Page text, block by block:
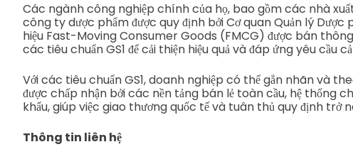
Các ngành công nghiệp chính của họ, bao gồm các nhà
công ty dược phẩm được quy định bởi Cơ quan Quản lý
hiệu Fast-Moving Consumer Goods (FMCG) được bán
các tiêu chuẩn GS1 để cải thiện hiệu quả và đáp ứng yêu cầu
Với các tiêu chuẩn GS1, doanh nghiệp có thể gắn nhãn và
được chấp nhận bởi các nền tảng bán lẻ toàn cầu, hệ thống
khẩu, giúp việc giao thương quốc tế và tuân thủ quy định trở
Thông tin liên hệ